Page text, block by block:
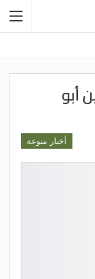
أبو
أخبار منوعة